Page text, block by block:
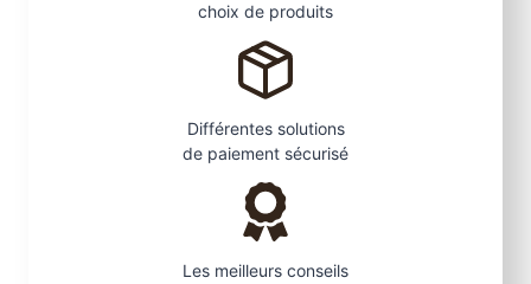
choix de produits
Différentes solutions
de paiement sécurisé
Les meilleurs conseils